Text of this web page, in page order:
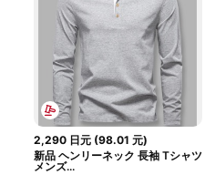
2,290 日元(98.01 元)
新品 ヘンリーネック 長袖 Tシャツ
メンズ...